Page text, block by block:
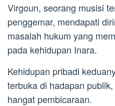
Virgoun, seorang musisi
penggemar, mendapati
masalah hukum yang
pada kehidupan Inara.
Kehidupan pribadi
terbuka di hadapan
hangat pembicaraan.